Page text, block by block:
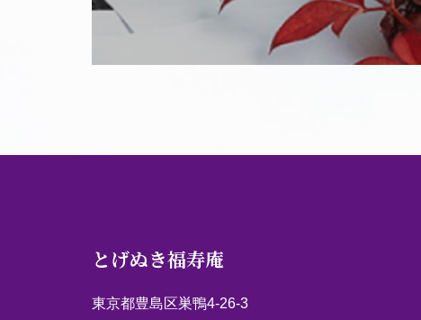
とげぬき福寿庵
東京都豊島区巣鴨4-26-3